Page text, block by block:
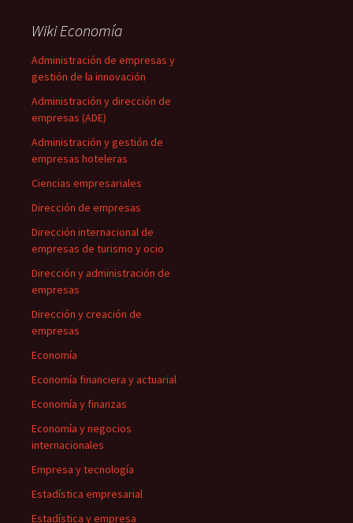
Wiki Economía
Administración de empresas y
gestión de la innovación
Administración y dirección de
empresas (ADE)
Administración y gestión de
empresas hoteleras
Ciencias empresariales
Dirección de empresas
Dirección internacional de
empresas de turismo y ocio
Dirección y administración de
empresas
Dirección y creación de
empresas
Economía
Economía financiera y actuarial
Economía y finanzas
Economía y negocios
internacionales
Empresa y tecnología
Estadística empresarial
Estadística y empresa